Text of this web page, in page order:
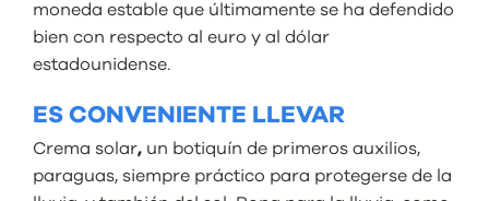
moneda estable que últimamente se ha defendido
bien con respecto al euro y al dólar
estadounidense.
ES CONVENIENTE LLEVAR
Crema solar, un botiquín de primeros auxilios,
paraguas, siempre práctico para protegerse de la